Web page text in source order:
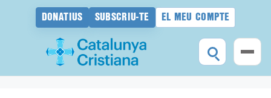
DONATIUS SUBSCRIU-TE EL MEU COMPTE